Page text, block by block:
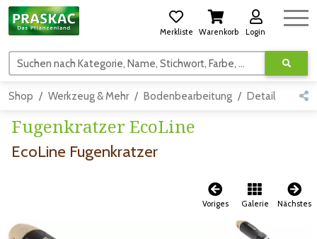
Merkliste Warenkorb Login
Suchen nach Kategorie, Name, Stichwort, Farbe, usw.
Shop Werkzeug & Mehr Bodenbearbeitung Detail
Fugenkratzer EcoLine
EcoLine Fugenkratzer
Voriges Galerie Nächstes